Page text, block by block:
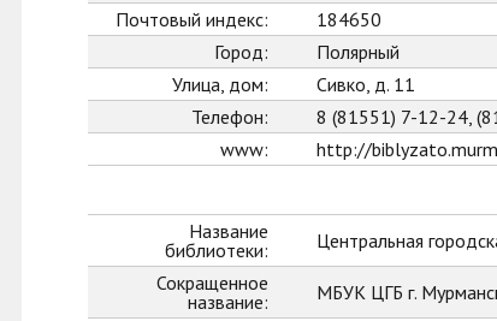
Почтовый индекс:
184650
Город:
Полярный
Улица, дом:
Сивко, д. 11
Телефон:
8 (81551) 7-12-24,
www:
http://
Название
библиотеки:
Центральная
Сокращенное
название:
МБУК ЦГБ г.